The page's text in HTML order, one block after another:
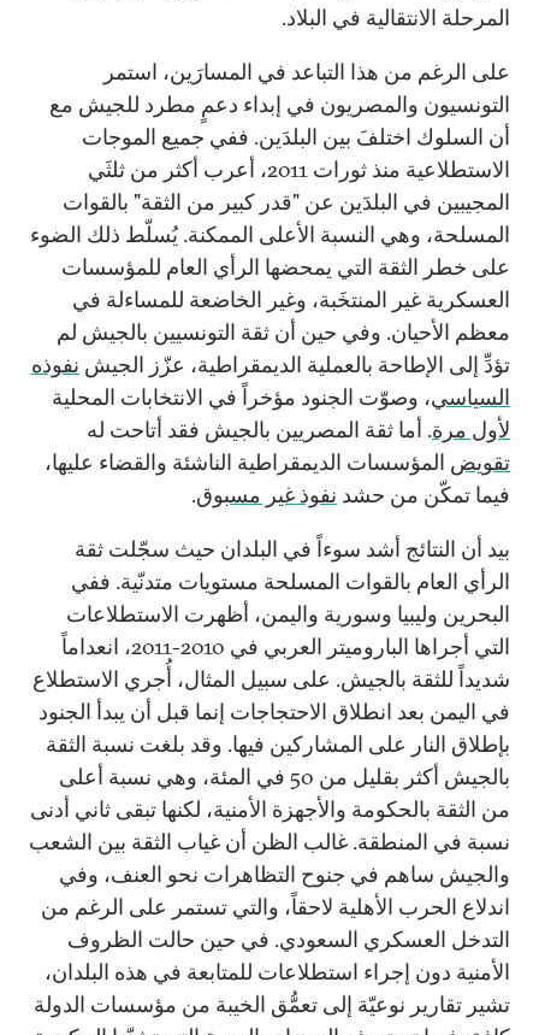
المرحلة الانتقالية في البلاد.
على الرغم من هذا التباعد في المسارَين، استمر
التونسيون والمصريون في إبداء دعمٍ مطرد للجيش مع
أن السلوك اختلفَ بين البلدَين. ففي جميع الموجات
الاستطلاعية منذ ثورات 2011، أعرب أكثر من ثلثَي
المجيبين في البلدَين عن "قدر كبير من الثقة" بالقوات
المسلحة، وهي النسبة الأعلى الممكنة. يُسلّط ذلك الضوء
على خطر الثقة التي يمحضها الرأي العام للمؤسسات
العسكرية غير المنتخَبة، وغير الخاضعة للمساءلة في
معظم الأحيان. وفي حين أن ثقة التونسيين بالجيش لم
تؤدِّ إلى الإطاحة بالعملية الديمقراطية، عزّز الجيش نفوذه
السياسي، وصوّت الجنود مؤخراً في الانتخابات المحلية
لأول مرة. أما ثقة المصريين بالجيش فقد أتاحت له
تقويض المؤسسات الديمقراطية الناشئة والقضاء عليها،
فيما تمكّن من حشد نفوذ غير مسبوق.
بيد أن النتائج أشد سوءاً في البلدان حيث سجّلت ثقة
الرأي العام بالقوات المسلحة مستويات متدنّية. ففي
البحرين وليبيا وسورية واليمن، أظهرت الاستطلاعات
التي أجراها الباروميتر العربي في 2010-2011، انعداماً
شديداً للثقة بالجيش. على سبيل المثال، أُجري الاستطلاع
في اليمن بعد انطلاق الاحتجاجات إنما قبل أن يبدأ الجنود
بإطلاق النار على المشاركين فيها. وقد بلغت نسبة الثقة
بالجيش أكثر بقليل من 50 في المئة، وهي نسبة أعلى
من الثقة بالحكومة والأجهزة الأمنية، لكنها تبقى ثاني أدنى
نسبة في المنطقة. غالب الظن أن غياب الثقة بين الشعب
والجيش ساهم في جنوح التظاهرات نحو العنف، وفي
اندلاع الحرب الأهلية لاحقاً، والتي تستمر على الرغم من
التدخل العسكري السعودي. في حين حالت الظروف
الأمنية دون إجراء استطلاعات للمتابعة في هذه البلدان،
تشير تقارير نوعيّة إلى تعمُّق الخيبة من مؤسسات الدولة